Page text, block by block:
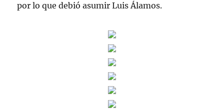
por lo que debió asumir Luis Álamos.